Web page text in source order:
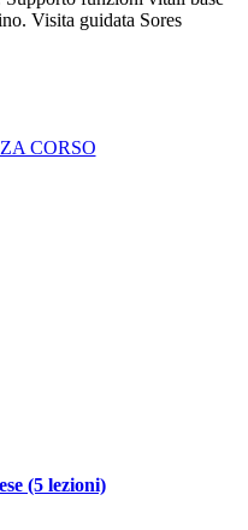
Visita guidata Sores
CORSO
(5 lezioni)